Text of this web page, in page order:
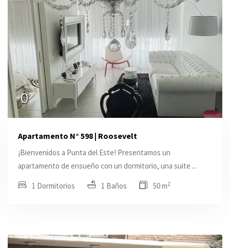
0
Apartamento N° 598 | Roosevelt
¡Bienvenidos a Punta del Este! Presentamos un
apartamento de ensueño con un dormitorio, una suite ...
1 Dormitorios 1 Baños 50 m2